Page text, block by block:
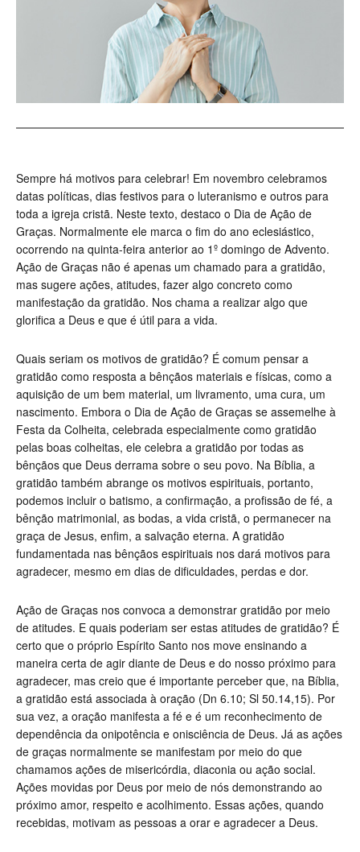
Sempre há motivos para celebrar! Em novembro celebramos
datas políticas, dias festivos para o luteranismo e outros para
toda a igreja cristã. Neste texto, destaco o Dia de Ação de
Graças. Normalmente ele marca o fim do ano eclesiástico,
ocorrendo na quinta-feira anterior ao 1º domingo de Advento.
Ação de Graças não é apenas um chamado para a gratidão,
mas sugere ações, atitudes, fazer algo concreto como
manifestação da gratidão. Nos chama a realizar algo que
glorifica a Deus e que é útil para a vida.
Quais seriam os motivos de gratidão? É comum pensar a
gratidão como resposta a bênçãos materiais e físicas, como a
aquisição de um bem material, um livramento, uma cura, um
nascimento. Embora o Dia de Ação de Graças se assemelhe à
Festa da Colheita, celebrada especialmente como gratidão
pelas boas colheitas, ele celebra a gratidão por todas as
bênçãos que Deus derrama sobre o seu povo. Na Bíblia, a
gratidão também abrange os motivos espirituais, portanto,
podemos incluir o batismo, a confirmação, a profissão de fé, a
bênção matrimonial, as bodas, a vida cristã, o permanecer na
graça de Jesus, enfim, a salvação eterna. A gratidão
fundamentada nas bênçãos espirituais nos dará motivos para
agradecer, mesmo em dias de dificuldades, perdas e dor.
Ação de Graças nos convoca a demonstrar gratidão por meio
de atitudes. E quais poderiam ser estas atitudes de gratidão? É
certo que o próprio Espírito Santo nos move ensinando a
maneira certa de agir diante de Deus e do nosso próximo para
agradecer, mas creio que é importante perceber que, na Bíblia,
a gratidão está associada à oração (Dn 6.10; Sl 50.14,15). Por
sua vez, a oração manifesta a fé e é um reconhecimento de
dependência da onipotência e onisciência de Deus. Já as ações
de graças normalmente se manifestam por meio do que
chamamos ações de misericórdia, diaconia ou ação social.
Ações movidas por Deus por meio de nós demonstrando ao
próximo amor, respeito e acolhimento. Essas ações, quando
recebidas, motivam as pessoas a orar e agradecer a Deus.